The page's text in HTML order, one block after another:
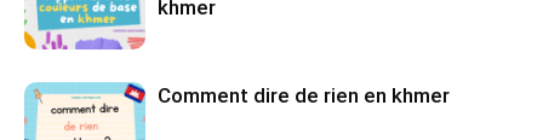
khmer
Comment dire de rien en khmer